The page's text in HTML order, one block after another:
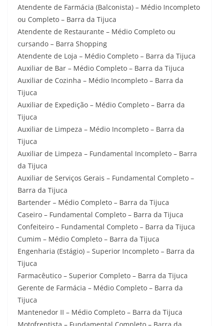
Atendente de Farmácia (Balconista) – Médio Incompleto
ou Completo – Barra da Tijuca
Atendente de Restaurante – Médio Completo ou
cursando – Barra Shopping
Atendente de Loja – Médio Completo – Barra da Tijuca
Auxiliar de Bar – Médio Completo – Barra da Tijuca
Auxiliar de Cozinha – Médio Incompleto – Barra da
Tijuca
Auxiliar de Expedição – Médio Completo – Barra da
Tijuca
Auxiliar de Limpeza – Médio Incompleto – Barra da
Tijuca
Auxiliar de Limpeza – Fundamental Incompleto – Barra
da Tijuca
Auxiliar de Serviços Gerais – Fundamental Completo –
Barra da Tijuca
Bartender – Médio Completo – Barra da Tijuca
Caseiro – Fundamental Completo – Barra da Tijuca
Confeiteiro – Fundamental Completo – Barra da Tijuca
Cumim – Médio Completo – Barra da Tijuca
Engenharia (Estágio) – Superior Incompleto – Barra da
Tijuca
Farmacêutico – Superior Completo – Barra da Tijuca
Gerente de Farmácia – Médio Completo – Barra da
Tijuca
Mantenedor II – Médio Completo – Barra da Tijuca